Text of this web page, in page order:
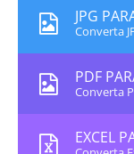
JPG
Converta
PDF
Converta
EXCEL